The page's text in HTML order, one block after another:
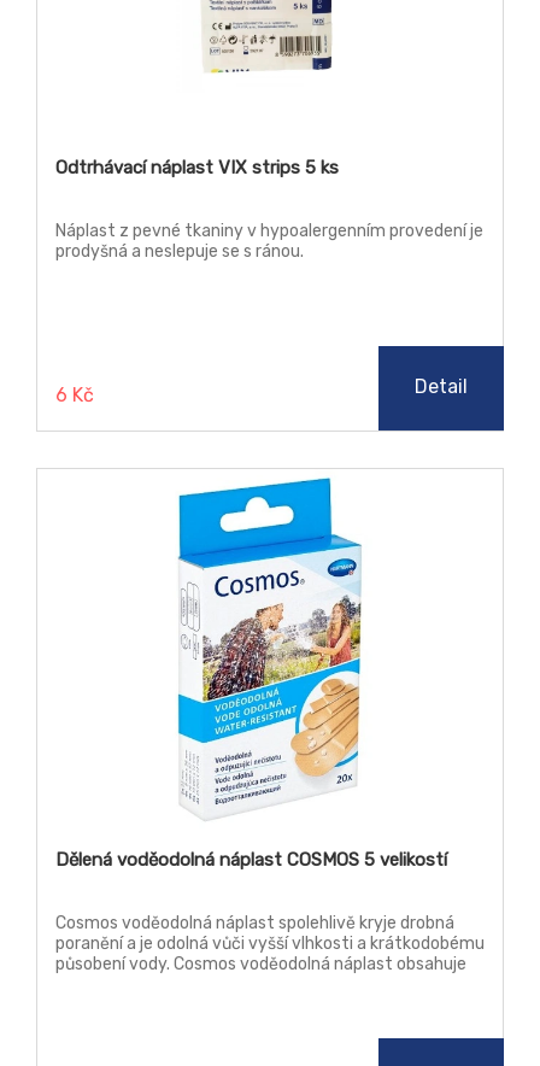
Odtrhávací náplast VIX strips 5 ks
Náplast z pevné tkaniny v hypoalergenním provedení je
prodyšná a neslepuje se s ránou.
6 Kč Detail
Dělená voděodolná náplast COSMOS 5 velikostí
Cosmos voděodolná náplast spolehlivě kryje drobná
poranění a je odolná vůči vyšší vlhkosti a krátkodobému
působení vody. Cosmos voděodolná náplast obsahuje